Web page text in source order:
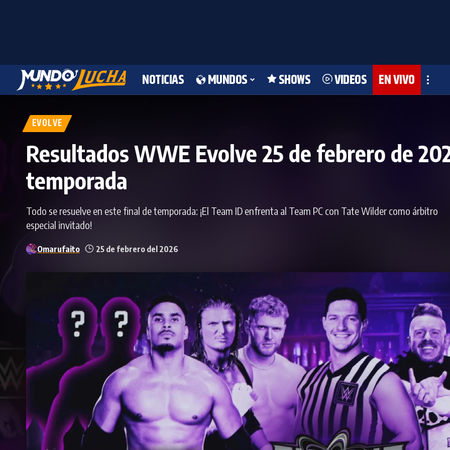
NOTICIAS MUNDOS SHOWS VIDEOS EN VIVO
EVOLVE
Resultados WWE Evolve 25 de febrero de
temporada
Todo se resuelve en este final de temporada: ¡El Team ID enfrenta al Team PC con Tate Wilder como árbitro
especial invitado!
Omarufaito 25 de febrero del 2026